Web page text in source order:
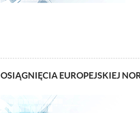
OSIĄGNIĘCIA EUROPEJSKIEJ